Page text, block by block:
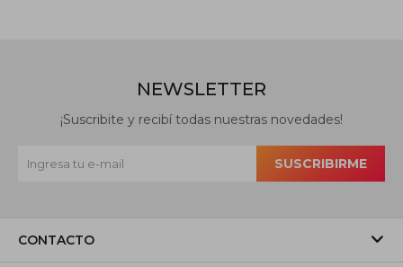
CONTACTO
NEWSLETTER
¡Suscribite y recibí todas nuestras novedades!
SUSCRIBIRME